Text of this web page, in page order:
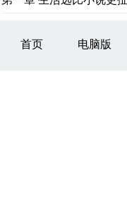
首页 电脑版